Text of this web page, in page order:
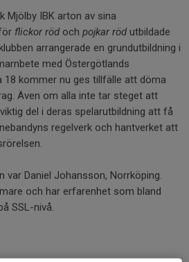
Mjölby IBK arton av sina
flickor röd och pojkar rödutbildade
arrangerade en grundutbildning i
med Östergötlands
18 kommer nu ges tillfälle att döma
Även om alla inte tar steget att
del i deras spelarutbildning att få
regelverk och hantverket att
var Daniel Johansson, Norrköping.
och har erfarenhet som bland
SSL-nivå.